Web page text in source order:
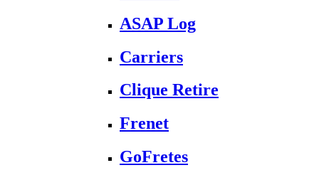
ASAP Log
Carriers
Clique Retire
Frenet
GoFretes